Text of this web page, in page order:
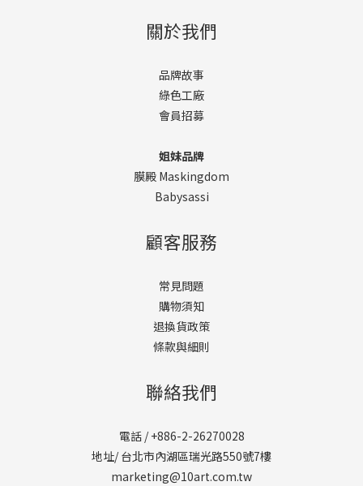
關於我們
品牌故事
綠色工廠
會員招募
姐妹品牌
膜殿 Maskingdom
Babysassi
顧客服務
常見問題
購物須知
退換貨政策
條款與細則
聯絡我們
電話 / +886-2-26270028
地址/ 台北市內湖區瑞光路550號7樓
marketing@10art.com.tw